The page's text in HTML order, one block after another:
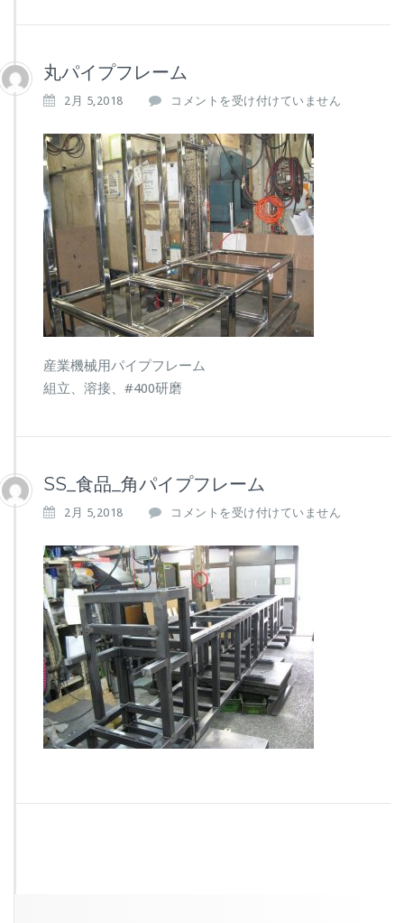
丸パイプフレーム
2月 5,2018
丸
イ
プ
フ
レ
ー
ム
は
コメントを受け付けていません
産業機械用パイプフレーム
組立、溶接、#400研磨
SS_食品_角パイプフレーム
2月 5,2018
S
_
食
品
_
角
パ
イ
プ
フ
レ
ー
ム
コメントを受け付けていません